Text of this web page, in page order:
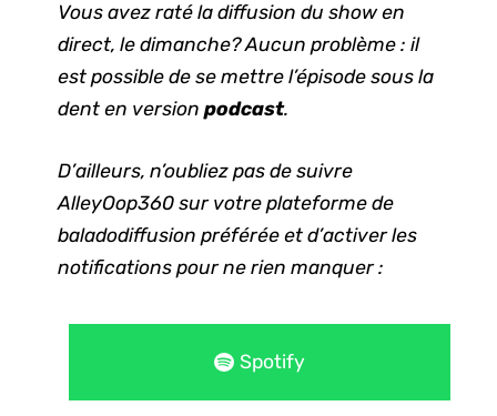
Vous avez raté la diffusion du show en
direct, le dimanche? Aucun problème : il
est possible de se mettre l’épisode sous la
dent en versionpodcast.
D’ailleurs, n’oubliez pas de suivre
AlleyOop360 sur votre plateforme de
baladodiffusion préférée et d’activer les
notifications pour ne rien manquer :
Spotify